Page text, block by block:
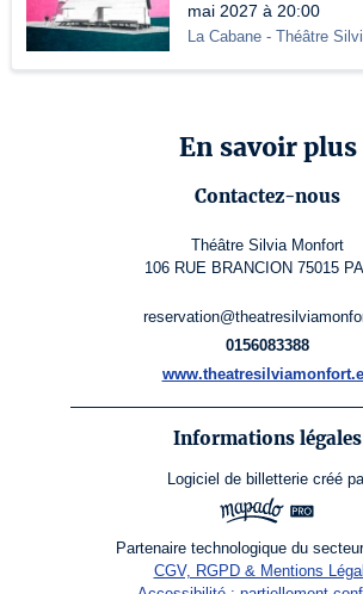
mai 2027 à 20:00
La Cabane - Théâtre
En savoir plus
Contactez-nous
Théâtre Silvia Monfort
106 RUE BRANCION 75015
0156083388
Informations légales
Logiciel de billetterie créé
Partenaire technologique du
CGV, RGPD & Mentions